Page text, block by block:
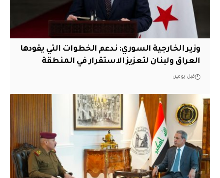
وزير الخارجية السوري: ندعم الخطوات التي يقودها
العراق ولبنان لتعزيز الاستقرار في المنطقة
قبل يومين